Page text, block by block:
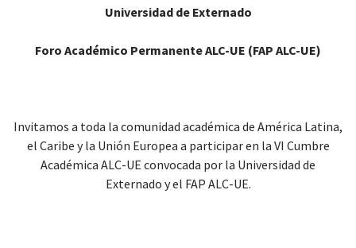
Universidad de Externado
Foro Académico Permanente ALC-UE (FAP ALC-UE)
Invitamos a toda la comunidad académica de América Latina,
el Caribe y la Unión Europea a participar en la VI Cumbre
Académica ALC-UE convocada por la Universidad de
Externado y el FAP ALC-UE.